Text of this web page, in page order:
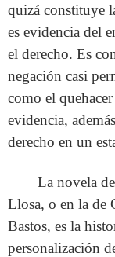
quizá constituye
es evidencia del
el derecho. Es
negación casi
como el
evidencia,
derecho en un
La novela
Llosa, o en la de
Bastos, es la
personalización